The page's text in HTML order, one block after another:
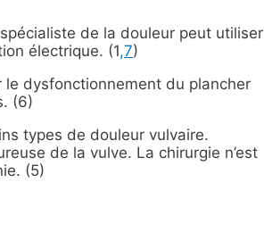
de la douleur peut utiliser
électrique. (1,7)
dysfonctionnement du plancher
(6)
types de douleur vulvaire.
de la vulve. La chirurgie n’est
(5)